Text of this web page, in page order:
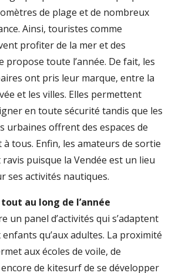
de plage et de nombreux
Ainsi, touristes comme
profiter de la mer et des
propose toute l’année. De fait, les
ont pris leur marque, entre la
et les villes. Elles permettent
en toute sécurité tandis que les
urbaines offrent des espaces de
tous. Enfin, les amateurs de sortie
puisque la Vendée est un lieu
ses activités nautiques.
au long de l’année
un panel d’activités qui s’adaptent
qu’aux adultes. La proximité
aux écoles de voile, de
de kitesurf de se développer